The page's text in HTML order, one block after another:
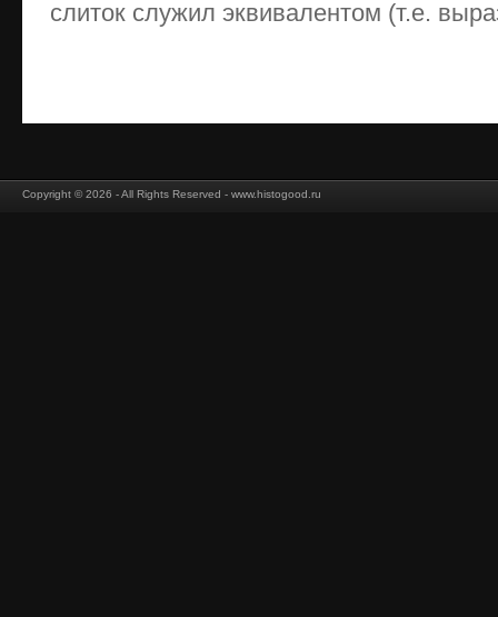
слиток служил эквивалентом (т.е.
Copyright © 2026 - All Rights Reserved - www.histogood.ru